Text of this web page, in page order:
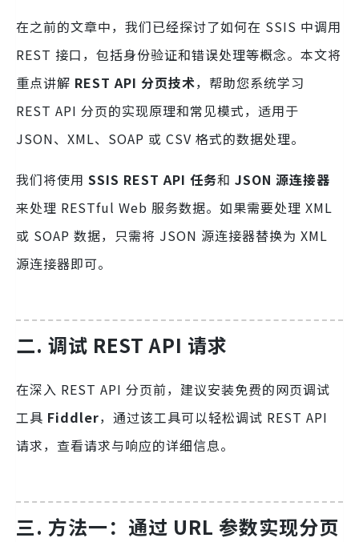
在之前的文章中，我们已经探讨了如何在 SSIS 中调用
REST 接口，包括身份验证和错误处理等概念。本文将
重点讲解 REST API 分页技术，帮助您系统学习
REST API 分页的实现原理和常见模式，适用于
JSON、XML、SOAP 或 CSV 格式的数据处理。
我们将使用 SSIS REST API 任务和 JSON 源连接器
来处理 RESTful Web 服务数据。如果需要处理 XML
或 SOAP 数据，只需将 JSON 源连接器替换为 XML
源连接器即可。
二. 调试 REST API 请求
在深入 REST API 分页前，建议安装免费的网页调试
工具 Fiddler，通过该工具可以轻松调试 REST API
请求，查看请求与响应的详细信息。
三. 方法一：通过 URL 参数实现分页